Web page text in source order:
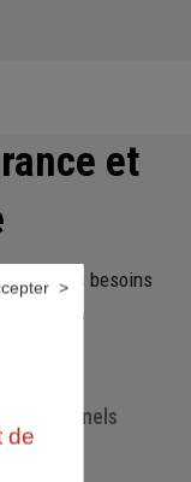
et
vos besoins
demain.
de